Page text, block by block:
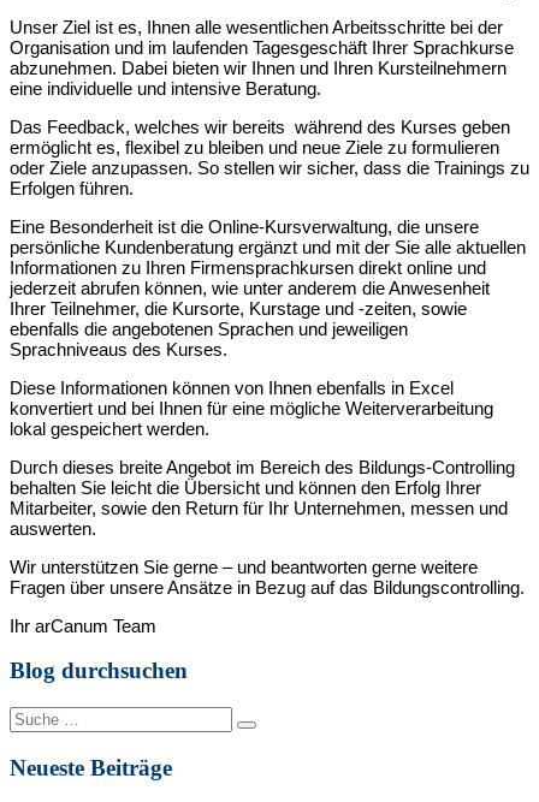
Unser Ziel ist es, Ihnen alle wesentlichen Arbeitsschritte bei der
Organisation und im laufenden Tagesgeschäft Ihrer Sprachkurse
abzunehmen. Dabei bieten wir Ihnen und Ihren Kursteilnehmern
eine individuelle und intensive Beratung.
Das Feedback, welches wir bereits während des Kurses geben
ermöglicht es, flexibel zu bleiben und neue Ziele zu formulieren
oder Ziele anzupassen. So stellen wir sicher, dass die Trainings zu
Erfolgen führen.
Eine Besonderheit ist die Online-Kursverwaltung, die unsere
persönliche Kundenberatung ergänzt und mit der Sie alle aktuellen
Informationen zu Ihren Firmensprachkursen direkt online und
jederzeit abrufen können, wie unter anderem die Anwesenheit
Ihrer Teilnehmer, die Kursorte, Kurstage und -zeiten, sowie
ebenfalls die angebotenen Sprachen und jeweiligen
Sprachniveaus des Kurses.
Diese Informationen können von Ihnen ebenfalls in Excel
konvertiert und bei Ihnen für eine mögliche Weiterverarbeitung
lokal gespeichert werden.
Durch dieses breite Angebot im Bereich des Bildungs-Controlling
behalten Sie leicht die Übersicht und können den Erfolg Ihrer
Mitarbeiter, sowie den Return für Ihr Unternehmen, messen und
auswerten.
Wir unterstützen Sie gerne – und beantworten gerne weitere
Fragen über unsere Ansätze in Bezug auf das Bildungscontrolling.
Ihr arCanum Team
Blog durchsuchen
Suche
nach:
Neueste Beiträge